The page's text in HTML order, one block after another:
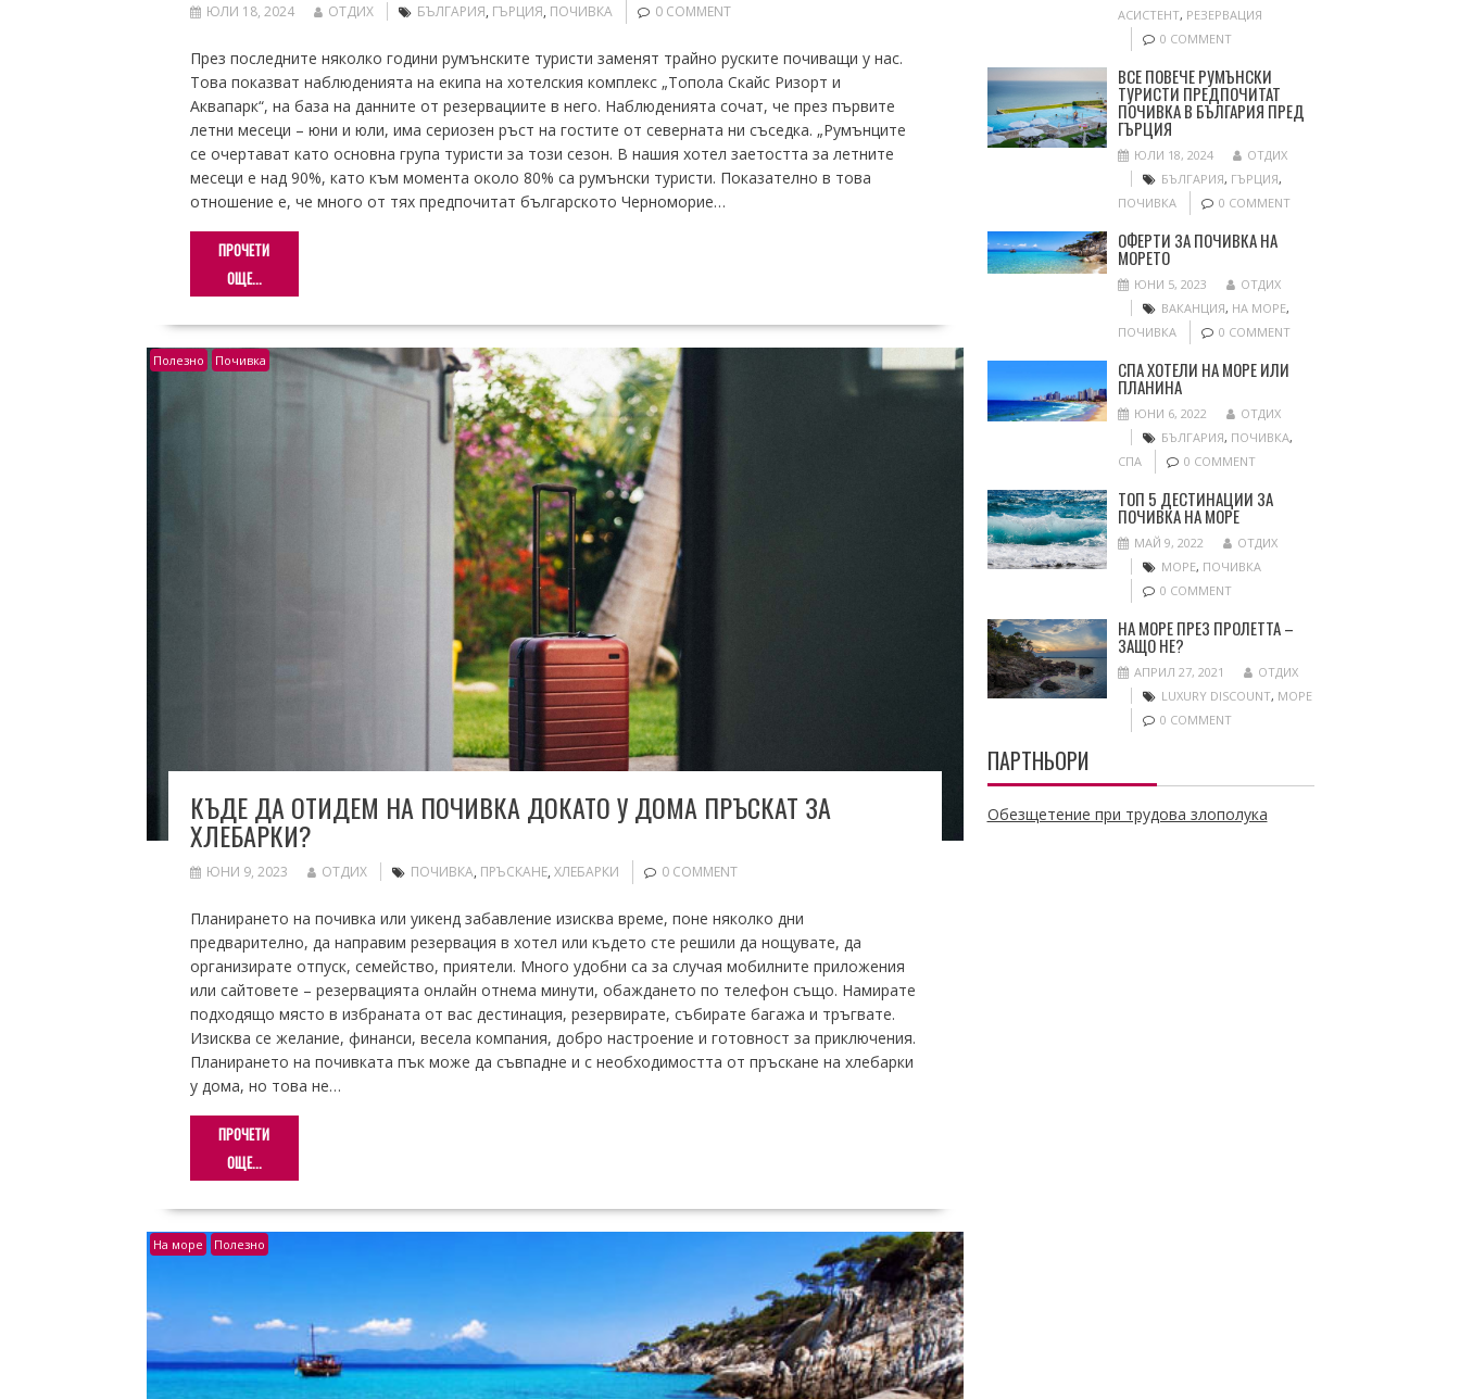
ЮЛИ 18, 2024 ОТДИХ БЪЛГАРИЯ, ГЪРЦИЯ, ПОЧИВКА 0 COMMENT
През последните няколко години румънските туристи заменят трайно руските почиващи у нас.
Това показват наблюденията на екипа на хотелския комплекс „Топола Скайс Ризорт и
Аквапарк“, на база на данните от резервациите в него. Наблюденията сочат, че през първите
летни месеци – юни и юли, има сериозен ръст на гостите от северната ни съседка. „Румънците
се очертават като основна група туристи за този сезон. В нашия хотел заетостта за летните
месеци е над 90%, като към момента около 80% са румънски туристи. Показателно в това
отношение е, че много от тях предпочитат българското Черноморие…
ПРОЧЕТИ
ОЩЕ...
Полезно Почивка
КЪДЕ ДА ОТИДЕМ НА ПОЧИВКА ДОКАТО У ДОМА ПРЪСКАТ ЗА
ХЛЕБАРКИ?
ЮНИ 9, 2023 ОТДИХ ПОЧИВКА, ПРЪСКАНЕ, ХЛЕБАРКИ 0 COMMENT
Планирането на почивка или уикенд забавление изисква време, поне няколко дни
предварително, да направим резервация в хотел или където сте решили да нощувате, да
организирате отпуск, семейство, приятели. Много удобни са за случая мобилните приложения
или сайтовете – резервацията онлайн отнема минути, обаждането по телефон също. Намирате
подходящо място в избраната от вас дестинация, резервирате, събирате багажа и тръгвате.
Изисква се желание, финанси, весела компания, добро настроение и готовност за приключения.
Планирането на почивката пък може да съвпадне и с необходимостта от пръскане на хлебарки
у дома, но това не…
ПРОЧЕТИ
ОЩЕ...
На море Полезно
АСИСТЕНТ, РЕЗЕРВАЦИЯ
0 COMMENT
ВСЕ ПОВЕЧЕ РУМЪНСКИ
ТУРИСТИ ПРЕДПОЧИТАТ
ПОЧИВКА В БЪЛГАРИЯ ПРЕД
ГЪРЦИЯ
ЮЛИ 18, 2024
ОТДИХ
БЪЛГАРИЯ, ГЪРЦИЯ,
ПОЧИВКА
0 COMMENT
ОФЕРТИ ЗА ПОЧИВКА НА
МОРЕТО
ЮНИ 5, 2023
ОТДИХ
ВАКАНЦИЯ, НА МОРЕ,
ПОЧИВКА
0 COMMENT
СПА ХОТЕЛИ НА МОРЕ ИЛИ
ПЛАНИНА
ЮНИ 6, 2022
ОТДИХ
БЪЛГАРИЯ, ПОЧИВКА,
СПА
0 COMMENT
ТОП 5 ДЕСТИНАЦИИ ЗА
ПОЧИВКА НА МОРЕ
МАЙ 9, 2022
ОТДИХ
МОРЕ, ПОЧИВКА
0 COMMENT
НА МОРЕ ПРЕЗ ПРОЛЕТТА –
ЗАЩО НЕ?
АПРИЛ 27, 2021
ОТДИХ
LUXURY DISCOUNT, МОРЕ
0 COMMENT
ПАРТНЬОРИ
Обезщетение при трудова злополука